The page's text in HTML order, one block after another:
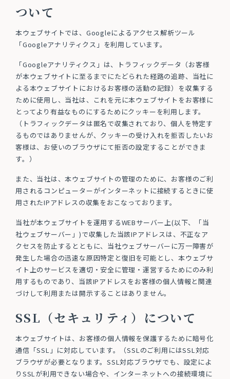
ついて
本ウェブサイトでは、Googleによるアクセス解析ツール
「Googleアナリティクス」を利用しています。
「Googleアナリティクス」は、トラフィックデータ（お客様
が本ウェブサイトに至るまでにたどられた経路の追跡、当社に
よる本ウェブサイトにおけるお客様の活動の記録）を収集する
ために使用し、当社は、これを元に本ウェブサイトをお客様に
とってより有益なものにするためにクッキーを利用します。
（トラフィックデータは匿名で収集されており、個人を特定す
るものではありませんが、クッキーの受け入れを拒否したいお
客様は、お使いのブラウザにて拒否の設定することができま
す。）
また、当社は、本ウェブサイトの管理のために、お客様のご利
用されるコンピューターがインターネットに接続するときに使
用されたIPアドレスの収集をおこなっております。
当社が本ウェブサイトを運用するWEBサーバー上(以下、「当
社ウェブサーバー」)で収集した当該IPアドレスは、不正なア
クセスを防止するとともに、当社ウェブサーバーに万一障害が
発生した場合の迅速な原因特定と復旧を可能とし、本ウェブサ
イト上のサービスを適切・安全に管理・運営するためにのみ利
用するものであり、当該IPアドレスをお客様の個人情報と関連
づけして利用または開示することはありません。
SSL（セキュリティ）について
本ウェブサイトは、お客様の個人情報を保護するために暗号化
通信「SSL」に対応しています。（SSLのご利用にはSSL対応
ブラウザが必要となります。SSL対応ブラウザでも、設定によ
りSSLが利用できない場合や、インターネットへの接続環境に